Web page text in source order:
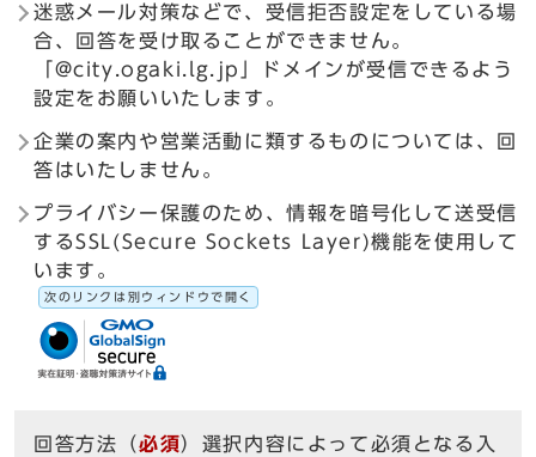
迷惑メール対策などで、受信拒否設定をしている場
合、回答を受け取ることができません。
「@city.ogaki.lg.jp」ドメインが受信できるよう
設定をお願いいたします。
企業の案内や営業活動に類するものについては、回
答はいたしません。
プライバシー保護のため、情報を暗号化して送受信
するSSL(Secure Sockets Layer)機能を使用して
います。
次のリンクは別ウィンドウで開く
回答方法 （必須）選択内容によって必須となる入